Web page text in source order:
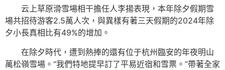
云上草原滑雪場相干擔任人李揚表現，本年除夕假期雪
場共招待游客2.5萬人次，與異樣有著三天假期的2024年除
夕小長真相比有49%的增加。
在除夕時代，遭到熱捧的還有位于杭州臨安的年夜明山
萬松嶺雪場。“我們特地提早訂了平易近宿和雪票。”帶著全家